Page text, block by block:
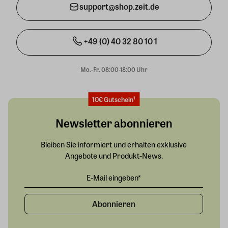
support@shop.zeit.de
+49 (0) 40 32 80 10 1
Mo.-Fr. 08:00-18:00 Uhr
10€ Gutschein¹
Newsletter abonnieren
Bleiben Sie informiert und erhalten exklusive
Angebote und Produkt-News.
Abonnieren